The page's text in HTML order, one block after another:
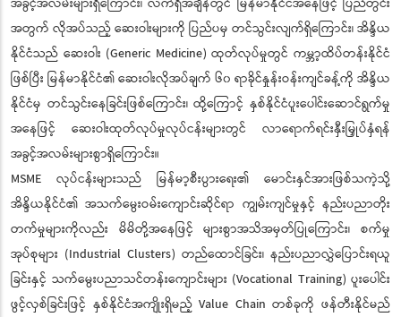
အတွက် လိုအပ်သည့် ဆေးဝါးများကို ပြည်ပမှ တင်သွင်းလျက်ရှိကြောင်း၊ အိန္ဒိယ
နိုင်ငံသည် ဆေးဝါး (Generic Medicine) ထုတ်လုပ်မှုတွင် ကမ္ဘာ့ထိပ်တန်းနိုင်ငံ
ဖြစ်ပြီး မြန်မာနိုင်ငံ၏ ဆေးဝါးလိုအပ်ချက် ၆၀ ရာခိုင်နှုန်းဝန်းကျင်ခန့်ကို အိန္ဒိယ
နိုင်ငံမှ တင်သွင်းနေခြင်းဖြစ်ကြောင်း၊ ထို့ကြောင့် နှစ်နိုင်ငံပူးပေါင်းဆောင်ရွက်မှု
အနေဖြင့် ဆေးဝါးထုတ်လုပ်မှုလုပ်ငန်းများတွင် လာရောက်ရင်းနှီးမြှုပ်နှံရန်
အခွင့်အလမ်းများစွာရှိကြောင်း။
MSME လုပ်ငန်းများသည် မြန်မာ့စီးပွားရေး၏ မောင်းနှင်အားဖြစ်သကဲ့သို့
အိန္ဒိယနိုင်ငံ၏ အသက်မွေးဝမ်းကျောင်းဆိုင်ရာ ကျွမ်းကျင်မှုနှင့် နည်းပညာတိုး
တက်မှုများကိုလည်း မိမိတို့အနေဖြင့် များစွာအသိအမှတ်ပြုကြောင်း၊ စက်မှု
အုပ်စုများ (Industrial Clusters) တည်ထောင်ခြင်း၊ နည်းပညာလွှဲပြောင်းရယူ
ခြင်းနှင့် သက်မွေးပညာသင်တန်းကျောင်းများ (Vocational Training) ပူးပေါင်း
ဖွင့်လှစ်ခြင်းဖြင့် နှစ်နိုင်ငံအကျိုးရှိမည့် Value Chain တစ်ခုကို ဖန်တီးနိုင်မည်